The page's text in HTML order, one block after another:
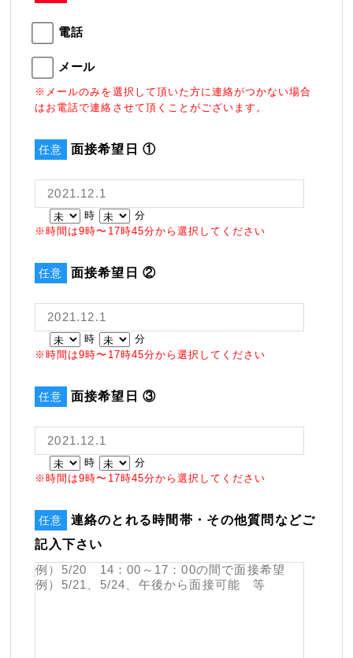
電話
メール
※メールのみを選択して頂いた方に連絡がつかない場合
はお電話で連絡させて頂くことがございます。
任意 面接希望日 ①
時
分
※時間は9時〜17時45分から選択してください
任意 面接希望日 ②
時
分
※時間は9時〜17時45分から選択してください
任意 面接希望日 ③
時
分
※時間は9時〜17時45分から選択してください
任意
連絡のとれる時間帯・その他質問などご
記入下さい